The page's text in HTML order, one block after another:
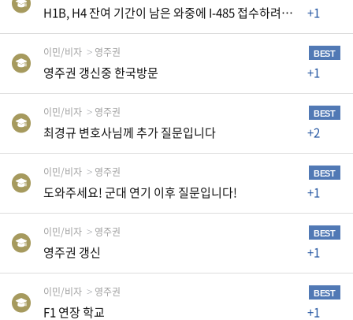
하
공
사
항
A
미
H1B, H4 잔여 기간이 남은 와중에 I-485 접수하려는데 AP카드와 EAD신청이 필요할까요 +1
이민/비자 영주권 BEST
영주권 갱신중 한국방문 +1
이민/비자 영주권 BEST
최경규 변호사님께 추가 질문입니다 +2
이민/비자 영주권 BEST
도와주세요! 군대 연기 이후 질문입니다! +1
이민/비자 영주권 BEST
영주권 갱신 +1
이민/비자 영주권 BEST
F1 연장 학교 +1